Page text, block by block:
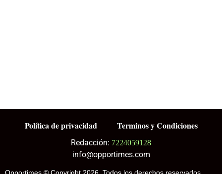
Política de privacidad Terminos y Condiciones
Redacción: 7224059128
info@opportimes.com